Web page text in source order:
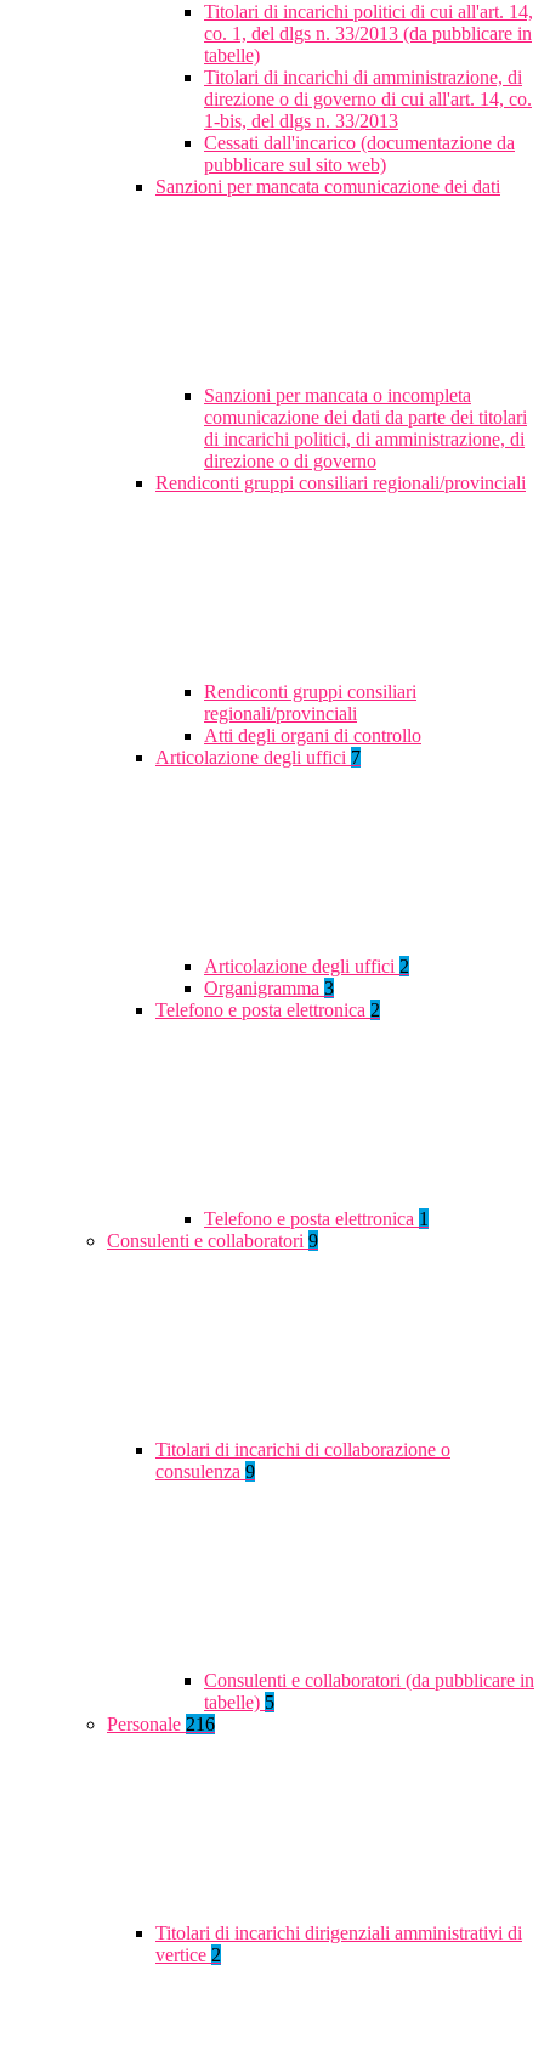
Titolari di incarichi politici di cui all'art. 14,
co. 1, del dlgs n. 33/2013 (da pubblicare in
tabelle)
Titolari di incarichi di amministrazione, di
direzione o di governo di cui all'art. 14, co.
1-bis, del dlgs n. 33/2013
Cessati dall'incarico (documentazione da
pubblicare sul sito web)
Sanzioni per mancata comunicazione dei dati
Sanzioni per mancata o incompleta
comunicazione dei dati da parte dei titolari
di incarichi politici, di amministrazione, di
direzione o di governo
Rendiconti gruppi consiliari regionali/provinciali
Rendiconti gruppi consiliari
regionali/provinciali
Atti degli organi di controllo
Articolazione degli uffici 7
Articolazione degli uffici 2
Organigramma 3
Telefono e posta elettronica 2
Telefono e posta elettronica 1
Consulenti e collaboratori 9
Titolari di incarichi di collaborazione o
consulenza 9
Consulenti e collaboratori (da pubblicare in
tabelle) 5
Personale 216
Titolari di incarichi dirigenziali amministrativi di
vertice 2